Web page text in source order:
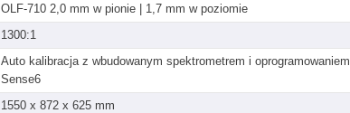
OLF-710 2,0 mm w pionie | 1,7 mm w poziomie
1300:1
Auto kalibracja z wbudowanym spektrometrem i oprogramowaniem
Sense6
1550 x 872 x 625 mm